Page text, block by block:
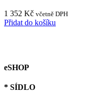
1 352 Kč včetně DPH
Přidat do košíku
eSHOP
* SÍDLO